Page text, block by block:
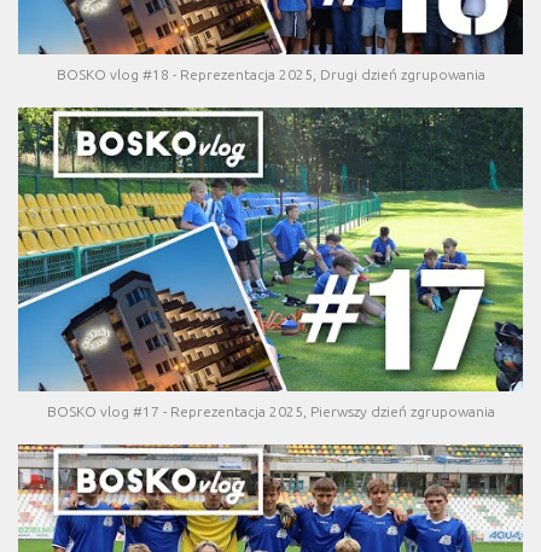
BOSKO vlog #18 - Reprezentacja 2025, Drugi dzień zgrupowania
BOSKO vlog #17 - Reprezentacja 2025, Pierwszy dzień zgrupowania